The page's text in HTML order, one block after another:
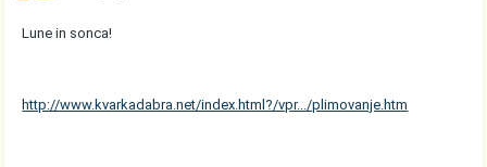
Lune in sonca!
http://www.kvarkadabra.net/index.html?/vpr.../plimovanje.htm